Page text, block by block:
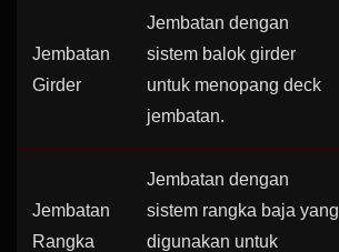
Jembatan
Girder
Jembatan dengan
sistem balok girder
untuk menopang deck
jembatan.
Jembatan
Rangka
Jembatan dengan
sistem rangka baja yang
digunakan untuk